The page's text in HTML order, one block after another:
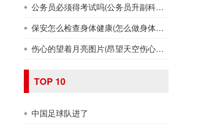
公务员必须得考试吗(公务员升副科必须考试)
保安怎么检查身体健康(怎么做身体健康检查)
伤心的望着月亮图片(昂望天空伤心的图片)
TOP 10
中国足球队进了